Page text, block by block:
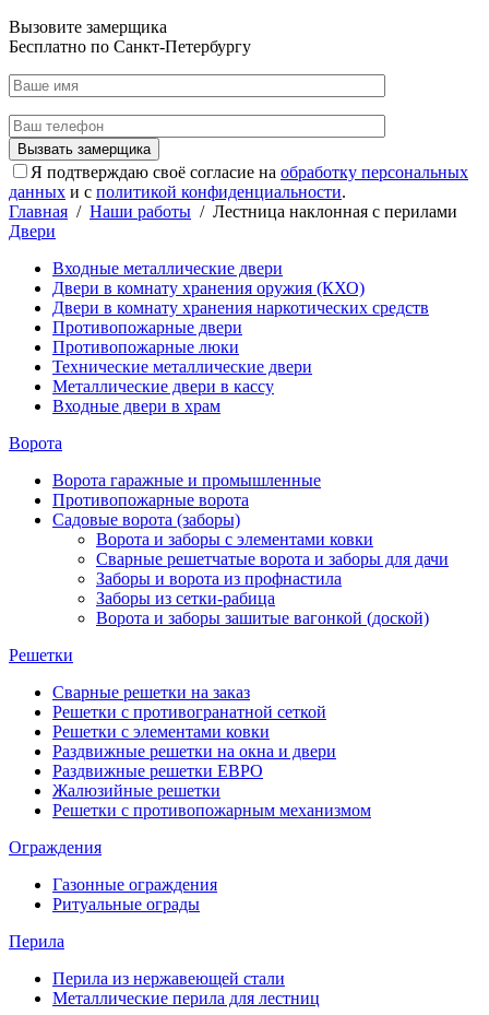
Вызовите замерщика
Бесплатно по Санкт-Петербургу
Я подтверждаю своё согласие на обработку персональных
данных и с политикой конфиденциальности.
Главная / Наши работы / Лестница наклонная с перилами
Двери
Входные металлические двери
Двери в комнату хранения оружия (КХО)
Двери в комнату хранения наркотических средств
Противопожарные двери
Противопожарные люки
Технические металлические двери
Металлические двери в кассу
Входные двери в храм
Ворота
Ворота гаражные и промышленные
Противопожарные ворота
Садовые ворота (заборы)
Ворота и заборы с элементами ковки
Сварные решетчатые ворота и заборы для дачи
Заборы и ворота из профнастила
Заборы из сетки-рабица
Ворота и заборы зашитые вагонкой (доской)
Решетки
Сварные решетки на заказ
Решетки с противогранатной сеткой
Решетки с элементами ковки
Раздвижные решетки на окна и двери
Раздвижные решетки ЕВРО
Жалюзийные решетки
Решетки с противопожарным механизмом
Ограждения
Газонные ограждения
Ритуальные ограды
Перила
Перила из нержавеющей стали
Металлические перила для лестниц